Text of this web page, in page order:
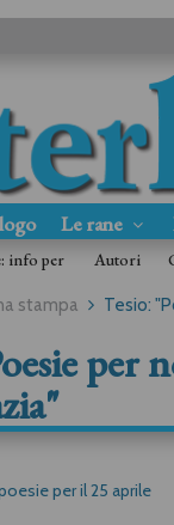
Le rane
info per Autori
stampa Tesio:
per
per il 25 aprile